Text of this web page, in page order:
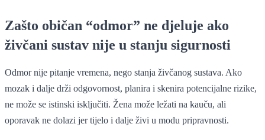
Zašto običan “odmor” ne djeluje ako
živčani sustav nije u stanju sigurnosti
Odmor nije pitanje vremena, nego stanja živčanog sustava. Ako
mozak i dalje drži odgovornost, planira i skenira potencijalne rizike,
ne može se istinski isključiti. Žena može ležati na kauču, ali
oporavak ne dolazi jer tijelo i dalje živi u modu pripravnosti.